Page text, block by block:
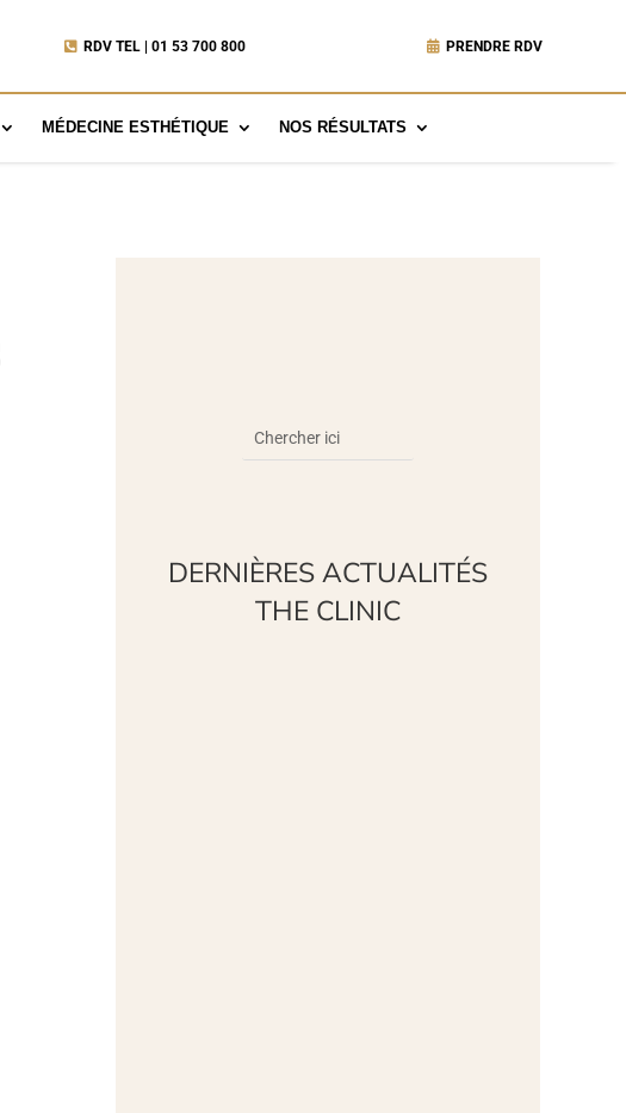
RDV TEL | 01 53 700 800 PRENDRE RDV
MÉDECINE ESTHÉTIQUE NOS RÉSULTATS
DERNIÈRES ACTUALITÉS
THE CLINIC